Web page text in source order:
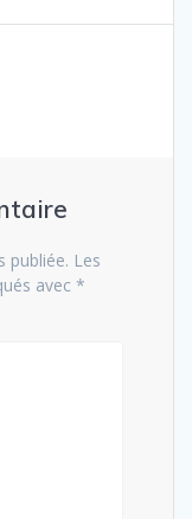
publiée. Les
avec *